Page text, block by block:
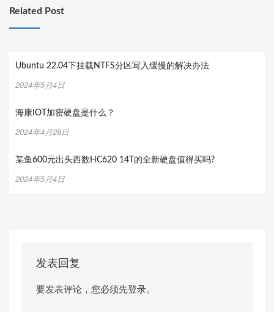
Related Post
Ubuntu 22.04下挂载NTFS分区写入缓慢的解决办法
2024年5月4日
海康IOT加密硬盘是什么？
2024年4月28日
某鱼600元出头西数HC620 14T的全新硬盘值得买吗?
2024年5月4日
发表回复
要发表评论，您必须先登录。